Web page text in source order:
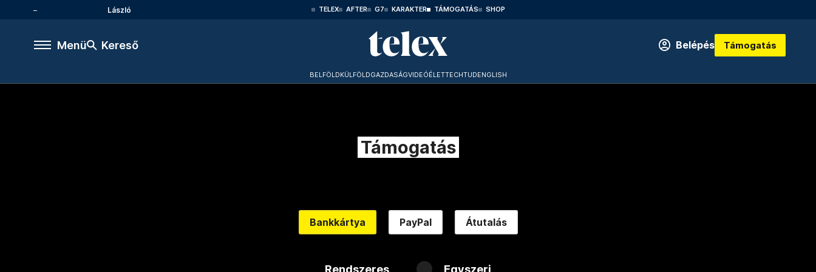
László TELEX AFTER G7 KARAKTER TÁMOGATÁS SHOP
Menü Kereső Belépés Támogatás
BELFÖLDKÜLFÖLDGAZDASÁGVIDEÓÉLETTECHTUDENGLISH
Támogatás
Bankkártya PayPal Átutalás
Rendszeres Egyszeri